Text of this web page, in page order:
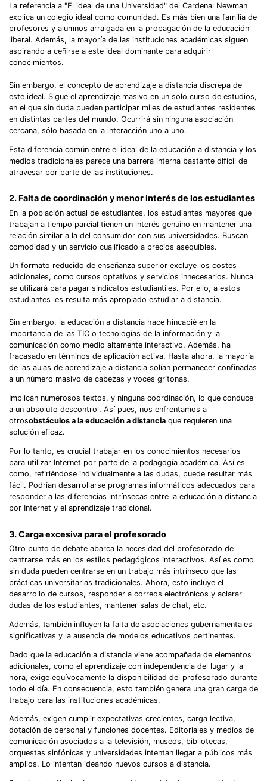
La referencia a "El ideal de una Universidad" del Cardenal Newman
explica un colegio ideal como comunidad. Es más bien una familia de
profesores y alumnos arraigada en la propagación de la educación
liberal. Además, la mayoría de las instituciones académicas siguen
aspirando a ceñirse a este ideal dominante para adquirir
conocimientos.
Sin embargo, el concepto de aprendizaje a distancia discrepa de
este ideal. Sigue el aprendizaje masivo en un solo curso de estudios,
en el que sin duda pueden participar miles de estudiantes residentes
en distintas partes del mundo. Ocurrirá sin ninguna asociación
cercana, sólo basada en la interacción uno a uno.
Esta diferencia común entre el ideal de la educación a distancia y los
medios tradicionales parece una barrera interna bastante difícil de
atravesar por parte de las instituciones.
2. Falta de coordinación y menor interés de los estudiantes
En la población actual de estudiantes, los estudiantes mayores que
trabajan a tiempo parcial tienen un interés genuino en mantener una
relación similar a la del consumidor con sus universidades. Buscan
comodidad y un servicio cualificado a precios asequibles.
Un formato reducido de enseñanza superior excluye los costes
adicionales, como cursos optativos y servicios innecesarios. Nunca
se utilizará para pagar sindicatos estudiantiles. Por ello, a estos
estudiantes les resulta más apropiado estudiar a distancia.
Sin embargo, la educación a distancia hace hincapié en la
importancia de las TIC o tecnologías de la información y la
comunicación como medio altamente interactivo. Además, ha
fracasado en términos de aplicación activa. Hasta ahora, la mayoría
de las aulas de aprendizaje a distancia solían permanecer confinadas
a un número masivo de cabezas y voces gritonas.
Implican numerosos textos, y ninguna coordinación, lo que conduce
a un absoluto descontrol. Así pues, nos enfrentamos a
otrosobstáculos a la educación a distancia que requieren una
solución eficaz.
Por lo tanto, es crucial trabajar en los conocimientos necesarios
para utilizar Internet por parte de la pedagogía académica. Así es
como, refiriéndose individualmente a las dudas, puede resultar más
fácil. Podrían desarrollarse programas informáticos adecuados para
responder a las diferencias intrínsecas entre la educación a distancia
por Internet y el aprendizaje tradicional.
3. Carga excesiva para el profesorado
Otro punto de debate abarca la necesidad del profesorado de
centrarse más en los estilos pedagógicos interactivos. Así es como
sin duda pueden centrarse en un trabajo más intrínseco que las
prácticas universitarias tradicionales. Ahora, esto incluye el
desarrollo de cursos, responder a correos electrónicos y aclarar
dudas de los estudiantes, mantener salas de chat, etc.
Además, también influyen la falta de asociaciones gubernamentales
significativas y la ausencia de modelos educativos pertinentes.
Dado que la educación a distancia viene acompañada de elementos
adicionales, como el aprendizaje con independencia del lugar y la
hora, exige equívocamente la disponibilidad del profesorado durante
todo el día. En consecuencia, esto también genera una gran carga de
trabajo para las instituciones académicas.
Además, exigen cumplir expectativas crecientes, carga lectiva,
dotación de personal y funciones docentes. Editoriales y medios de
comunicación asociados a la televisión, museos, bibliotecas,
orquestas sinfónicas y universidades intentan llegar a públicos más
amplios. Lo intentan ideando nuevos cursos a distancia.